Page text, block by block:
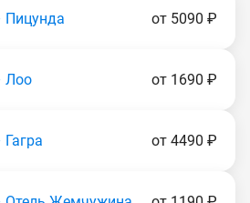
от 5090 ₽
Лоо от 1690 ₽
от 4490 ₽